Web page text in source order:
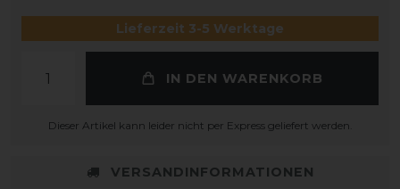
Lieferzeit 3-5 Werktage
IN DEN WARENKORB
Dieser Artikel kann leider nicht per Express geliefert werden.
VERSANDINFORMATIONEN